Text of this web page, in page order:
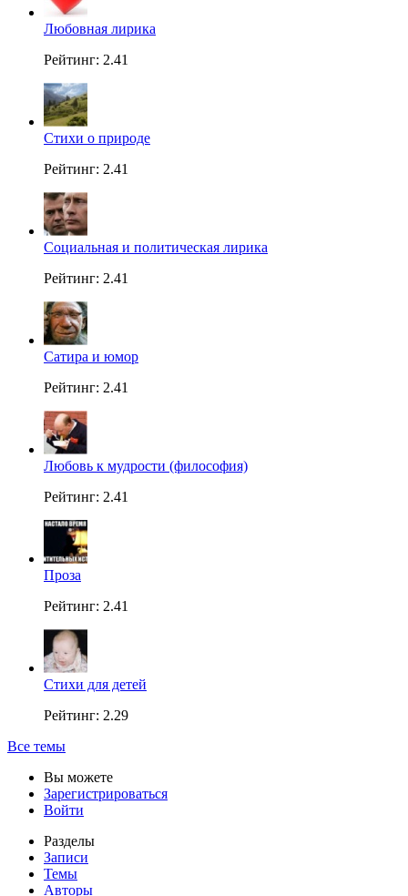
Любовная лирика
Рейтинг: 2.41
Стихи о природе
Рейтинг: 2.41
Социальная и политическая лирика
Рейтинг: 2.41
Сатира и юмор
Рейтинг: 2.41
Любовь к мудрости (философия)
Рейтинг: 2.41
Проза
Рейтинг: 2.41
Стихи для детей
Рейтинг: 2.29
Все темы
Вы можете
Зарегистрироваться
Войти
Разделы
Записи
Темы
Авторы